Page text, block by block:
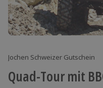
Jochen Schweizer Gutschein
Quad-Tour mit